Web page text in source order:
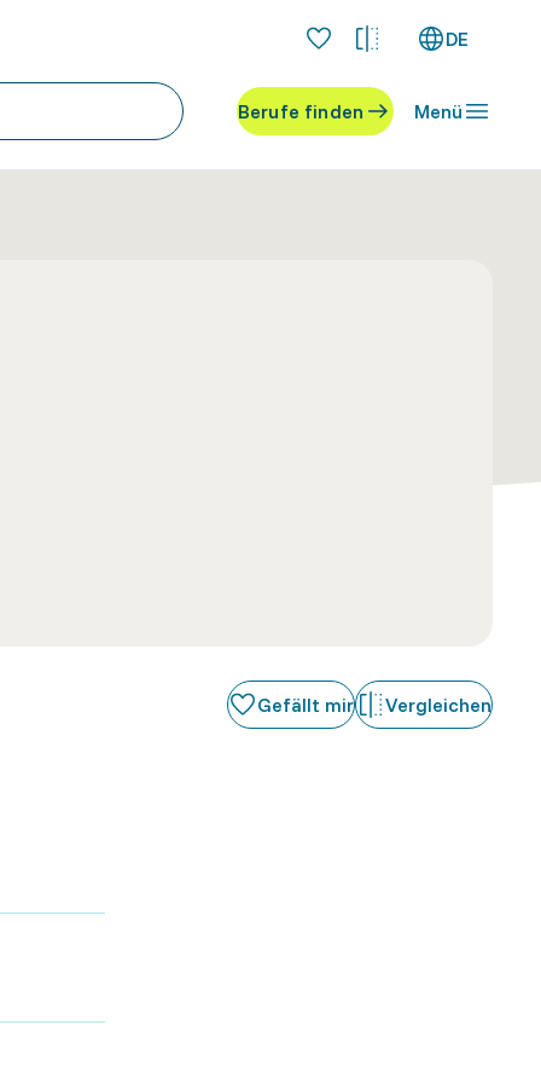
DE
Berufe finden Menü
Gefällt mir Vergleichen